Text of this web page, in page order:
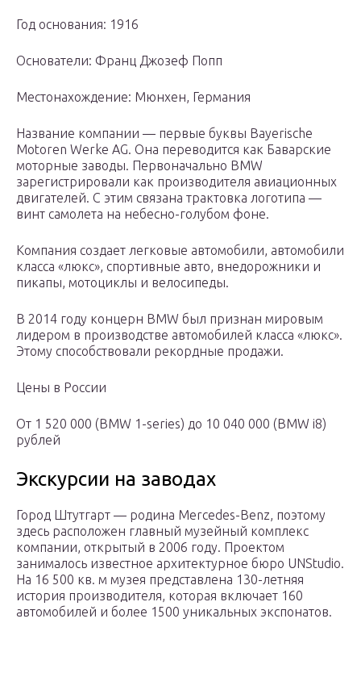
Год основания: 1916
Основатели: Франц Джозеф Попп
Местонахождение: Мюнхен, Германия
Название компании — первые буквы Bayerische
Motoren Werke AG. Она переводится как Баварские
моторные заводы. Первоначально BMW
зарегистрировали как производителя авиационных
двигателей. С этим связана трактовка логотипа —
винт самолета на небесно-голубом фоне.
Компания создает легковые автомобили, автомобили
класса «люкс», спортивные авто, внедорожники и
пикапы, мотоциклы и велосипеды.
В 2014 году концерн BMW был признан мировым
лидером в производстве автомобилей класса «люкс».
Этому способствовали рекордные продажи.
Цены в России
От 1 520 000 (BMW 1-series) до 10 040 000 (BMW i8)
рублей
Экскурсии на заводах
Город Штутгарт — родина Mercedes-Benz, поэтому
здесь расположен главный музейный комплекс
компании, открытый в 2006 году. Проектом
занималось известное архитектурное бюро UNStudio.
На 16 500 кв. м музея представлена 130-летняя
история производителя, которая включает 160
автомобилей и более 1500 уникальных экспонатов.